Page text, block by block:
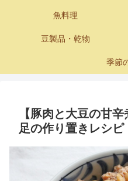
魚料理
豆製品・乾物
季節
【豚肉と大豆の甘
足の作り置きレシピ